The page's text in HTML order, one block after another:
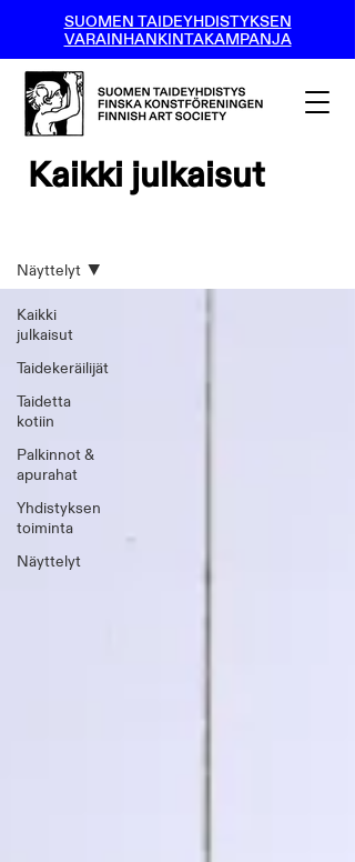
SUOMEN TAIDEYHDISTYKSEN
VARAINHANKINTAKAMPANJA
Kaikki julkaisut
Kaikki
julkaisut
Taidekeräilijät
Taidetta
kotiin
Palkinnot &
apurahat
Yhdistyksen
toiminta
Näyttelyt
Näyttelyt